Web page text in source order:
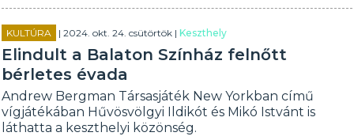
KULTÚRA | 2024. okt. 24. csütörtök |Keszthely
Elindult a Balaton Színház felnőtt
bérletes évada
Andrew Bergman Társasjáték New Yorkban című
vígjátékában Hűvösvölgyi Ildikót és Mikó Istvánt is
láthatta a keszthelyi közönség.